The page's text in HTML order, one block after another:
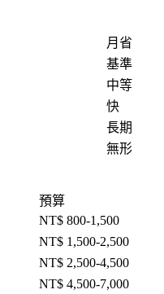
月省
基準
中等
快
長期
無形
預算
NT$ 800-1,500
NT$ 1,500-2,500
NT$ 2,500-4,500
NT$ 4,500-7,000